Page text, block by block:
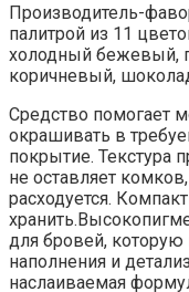
Производитель-
палитрой из 11
холодный бежевый,
коричневый,
Средство помогает
окрашивать в
покрытие. Текстура
не оставляет
расходуется.
для бровей,
наполнения и
наслаиваемая